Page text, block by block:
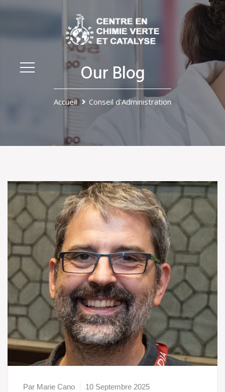
Our Blog
Accueil Conseil d'Administration
Par Marie Cano 10 Septembre 2025